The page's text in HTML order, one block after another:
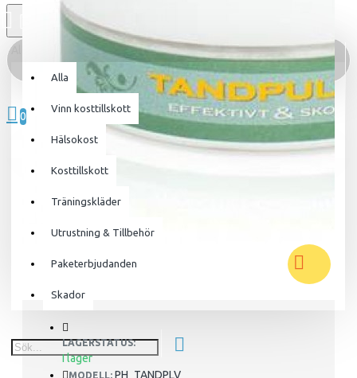
Alla
Alla
Vinn kosttillskott
Hälsokost
Kosttillskott
Träningskläder
Utrustning & Tillbehör
Paketerbjudanden
Skador
0 produkt(er) - 0kr
0
LAGERSTATUS:
I lager
MODELL: PH_TANDPLV